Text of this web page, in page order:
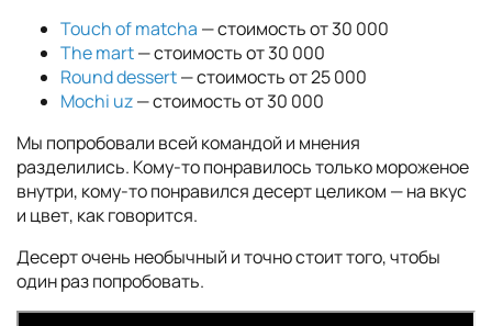
Touch of matcha — стоимость от 30 000
The mart— стоимость от 30 000
Round dessert— стоимость от 25 000
Mochi uz— стоимость от 30 000
Мы попробовали всей командой и мнения
разделились. Кому-то понравилось только мороженое
внутри, кому-то понравился десерт целиком — на вкус
и цвет, как говорится.
Десерт очень необычный и точно стоит того, чтобы
один раз попробовать.